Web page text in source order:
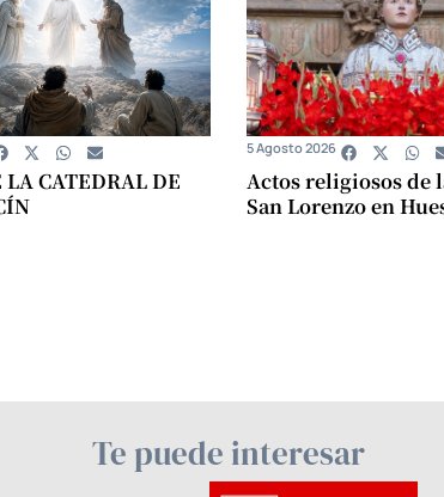
LA CATEDRAL DE
Actos religiosos de
San Lorenzo en
5 Agosto 2026
Te puede interesar